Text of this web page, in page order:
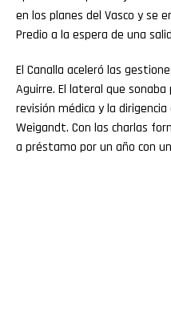
en los planes del Vasco y se
Predio a la espera de una
El Canalla aceleró las
Aguirre. El lateral que
revisión médica y la
Weigandt. Con las charlas
a préstamo por un año con